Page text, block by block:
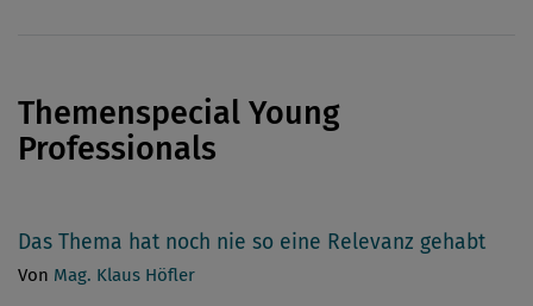
Themenspecial Young
Professionals
Das Thema hat noch nie so eine Relevanz gehabt
Von Mag. Klaus Höfler